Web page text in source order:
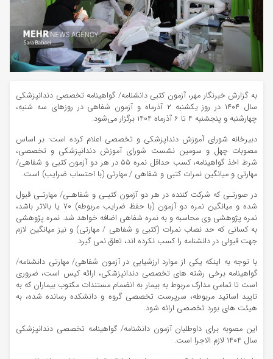
به گزارش خبرنگار مهر، آزمون کتبی دانشنامه/ گواهینامه تخصصی دندانپزشکی
سال ۱۴۰۴ در روز یکشنبه ۲ آذرماه و آزمون شفاهی در روزهای سه شنبه،
چهارشنبه و پنجشنبه ۴ تا ۶ آذرماه ۱۴۰۴ برگزار می‌شود.
دبیرخانه شورای آموزش دنداپزشکی و تخصصی اعلام کرده است: بر اساس
مصوبات چهل و سومین نشست شورای آموزش دندانپزشکی و تخصصی،
شرط اخذ گواهینامه، کسب حداقل نمره ۵۵ در هر دو آزمون کتبی و شفاهی/
مهارتی و میانگین نمرات کتبی و شفاهی / مهارتی (با احتساب ضرایب) است.
در صورتـی که شرکت کننده در هر دو آزمون کتبـی و شفاهـی/ مهارتـی قبول
شده و میانگین نمره دو آزمون (با حفظ ضرایب مربوطه) ۷۰ یا بالاتر باشد،
نمره پژوهشی وی محاسبه و به نمره شفاهی اضافه خواهد شد. نمره پژوهشی
به کسانی که حد نصاب نمرات (کتبی و شفاهی / مهارتی) و نیز میانگین لازم
جهت قبولی در دانشنامه را کسب نکرده اند، تعلق نمی گیرد.
با توجه به اینکه یکی از موارد ارزشیابی در آزمون شفاهی/ مهارتی دانشنامه/
گواهینامه برخی رشته های تخصصی دندانپزشکی، ارائه کیس است، ضروری
است تا تمامی مدارک مربوط به بیمار به انضمام مستندات مکتوب بیماران که به
تایید اساتید مربوطه، سرپرست تخصصی گروه و دانشکده رسانده شده، به
هیئت های بورد تخصصی ارائه شود.
این مصوبه برای داوطلبان آزمون دانشنامه/ گواهینامه تخصصی دندانپزشکی
سال ۱۴۰۴ لازم الاجرا است.